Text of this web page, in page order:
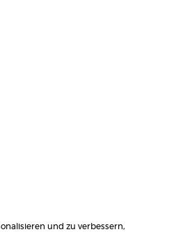
und zu verbessern,